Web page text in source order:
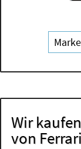
Wir
von Ferrari